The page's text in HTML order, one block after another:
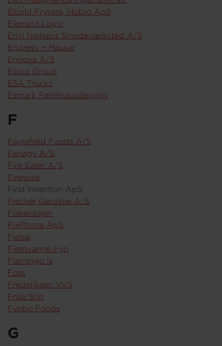
Elcold Frysere, Hobro ApS
Element Logic
Emil Nielsens Smedeværksted A/S
Endress + Hauser
Ennova A/S
Epico Group
ESA Trucks
Esmark Feriehusudlejning
F
Fayrefield Foods A/S
Fenagy A/S
Fire Eater A/S
Firewise
First Invention ApS
Fischer Gardiner A/S
Fiskerikajen
FixPhone ApS
Fjelsø
Fjernvarme Fyn
Flamingo Is
Foss
Frederiksen VVS
Frisk Snit
Fynbo Foods
G